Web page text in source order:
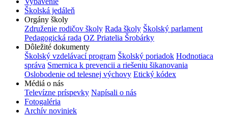
Školská jedáleň
Orgány školy
Združenie rodičov školy Rada školy Školský parlament
Pedagogická rada OZ Priatelia Šrobárky
Dôležité dokumenty
Školský vzdelávací program Školský poriadok Hodnotiaca
správa Smernica k prevencii a riešeniu šikanovania
Oslobodenie od telesnej výchovy Etický kódex
Médiá o nás
Televízne príspevky Napísali o nás
Fotogaléria
Archív noviniek